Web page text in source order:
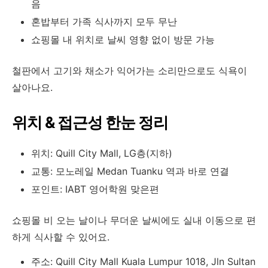
음
혼밥부터 가족 식사까지 모두 무난
쇼핑몰 내 위치로 날씨 영향 없이 방문 가능
철판에서 고기와 채소가 익어가는 소리만으로도 식욕이
살아나요.
위치 & 접근성 한눈 정리
위치: Quill City Mall, LG층(지하)
교통: 모노레일 Medan Tuanku 역과 바로 연결
포인트: IABT 영어학원 맞은편
쇼핑몰 비 오는 날이나 무더운 날씨에도 실내 이동으로 편
하게 식사할 수 있어요.
주소: Quill City Mall Kuala Lumpur 1018, Jln Sultan